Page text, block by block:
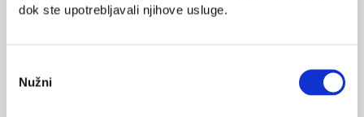
dok ste upotrebljavali njihove usluge.
pristanka
NužniVEZANI SADRŽAJ